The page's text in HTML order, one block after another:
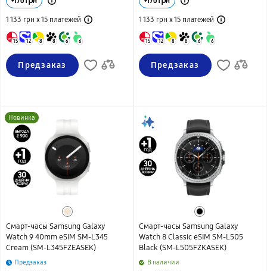
1 133 грн х 15 платежей
15 12 8 8 6 6
Предзаказ
1 133 грн х 15платежей
15 12 8 8 6 6
Предзаказ
Новинка
Смарт-часы Samsung Galaxy
Watch 9 40mm eSIM SM-L345
Cream (SM-L345FZEASEK)
Предзаказ
Смарт-часы Samsung Galaxy
Watch 8 Classic eSIM SM-L505
Black (SM-L505FZKASEK)
B наличии